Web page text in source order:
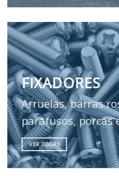
FIXADORES
Arruelas, barras
parafusos, porcas
VER TODAS